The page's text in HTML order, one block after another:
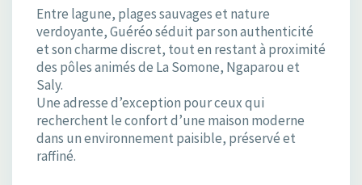
Entre lagune, plages sauvages et nature
verdoyante, Guéréo séduit par son authenticité
et son charme discret, tout en restant à proximité
des pôles animés de La Somone, Ngaparou et
Saly.
Une adresse d’exception pour ceux qui
recherchent le confort d’une maison moderne
dans un environnement paisible, préservé et
raffiné.